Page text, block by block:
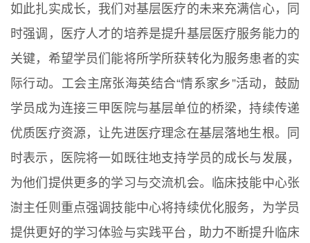
如此扎实成长，我们对基层医疗的未来充满信心，同
时强调，医疗人才的培养是提升基层医疗服务能力的
关键，希望学员们能将所学所获转化为服务患者的实
际行动。工会主席张海英结合“情系家乡”活动，鼓励
学员成为连接三甲医院与基层单位的桥梁，持续传递
优质医疗资源，让先进医疗理念在基层落地生根。同
时表示，医院将一如既往地支持学员的成长与发展，
为他们提供更多的学习与交流机会。临床技能中心张
澍主任则重点强调技能中心将持续优化服务，为学员
提供更好的学习体验与实践平台，助力不断提升临床